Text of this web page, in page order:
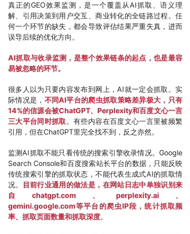
真正的GEO效果监测，是一个覆盖从AI抓取、语义理
解、引用决策到用户交互、商业转化的全链路过程。任
何一个环节的缺失，都会导致评估结果严重失真，进而
误导后续的优化方向。
AI抓取与收录监测，是整个效果链条的起点，也是最容
易被忽略的环节。
很多人以为只要内容发布到网上，AI就一定会抓取。实
际情况是， 不同AI平台的爬虫抓取策略差异极大，只有
14%的信源会被ChatGPT、Perplexity和百度文心一言
三大平台同时抓取 。有些内容在百度文心一言里被频繁
引用，但在ChatGPT里完全找不到，反之亦然。
监测AI抓取不能只看传统的搜索引擎收录情况。Google
Search Console和百度搜索站长平台的数据，只能反映
传统搜索引擎的抓取状态，不能代表生成式AI的抓取情
况。
目前行业通用的做法是，在网站日志中单独识别来
自 chatgpt.com 、perplexity.ai、
gemini.google.com等平台的爬虫IP段，统计抓取频
率、抓取页面数量和抓取深度。